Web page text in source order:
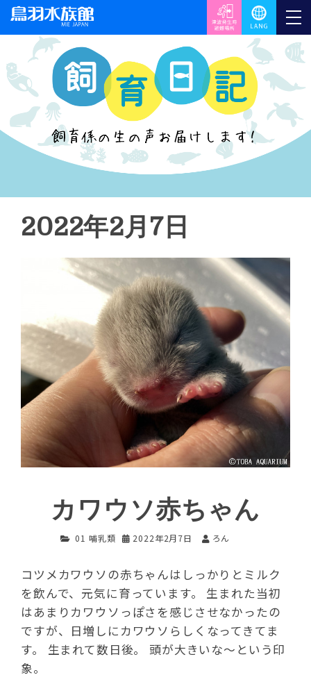
2022年2月7日
カワウソ赤ちゃん
01 哺乳類 2022年2月7日 ろん
コツメカワウソの赤ちゃんはしっかりとミルク
を飲んで、元気に育っています。 生まれた当初
はあまりカワウソっぽさを感じさせなかったの
ですが、日増しにカワウソらしくなってきてま
す。 生まれて数日後。 頭が大きいな～という印
象。